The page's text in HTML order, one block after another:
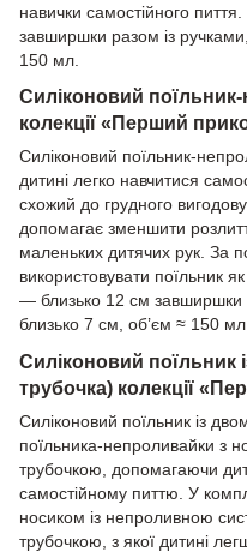
навички самостійного
завширшки разом із
150 мл.
Силіконовий
колекції «Перший
Силіконовий поїльник-
дитині легко навчитися
схожий до грудного
допомагає зменшити
маленьких дитячих рук. За
використовувати поїльник
— близько 12 см завширшки
близько 7 см, об’єм ≈ 150
Силіконовий поїльник
трубочка) колекції
Силіконовий поїльник із
поїльника-непроливайки з
трубочкою, допомагаючи
самостійному питтю. У
носиком із непроливною
трубочкою, з якої дитині